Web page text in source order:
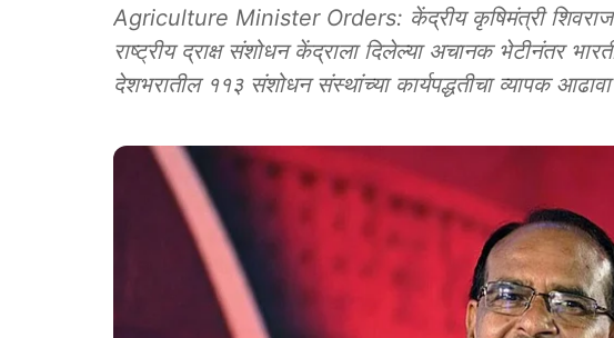
Agriculture Minister Orders: केंद्रीय कृषिमंत्री
राष्ट्रीय द्राक्ष संशोधन केंद्राला दिलेल्या अचानक भेटीनंतर
देशभरातील ११३ संशोधन संस्थांच्या कार्यपद्धतीचा व्यापक